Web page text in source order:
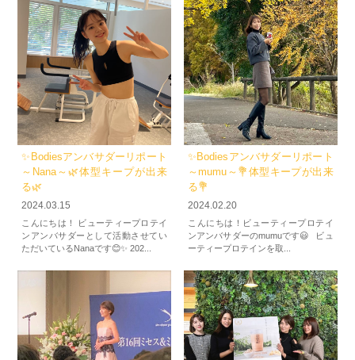
✨Bodiesアンバサダーリポート
～Nana～🌿体型キープが出来
る🌿
2024.03.15
こんにちは！ ビューティープロテイ
ンアンバサダーとして活動させてい
ただいているNanaです😊✨ 202...
✨Bodiesアンバサダーリポート
～mumu～💐体型キープが出来
る💐
2024.02.20
こんにちは！ビューティープロテイ
ンアンバサダーのmumuです😃 ビュ
ーティープロテインを取...